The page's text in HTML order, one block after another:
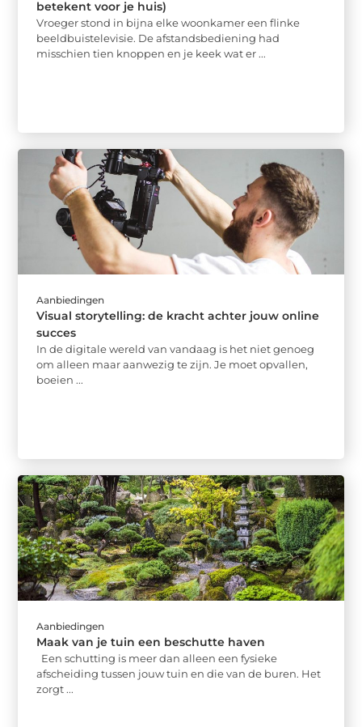
betekent voor je huis)
Vroeger stond in bijna elke woonkamer een flinke
beeldbuistelevisie. De afstandsbediening had
misschien tien knoppen en je keek wat er ...
Aanbiedingen
Visual storytelling: de kracht achter jouw online
succes
In de digitale wereld van vandaag is het niet genoeg
om alleen maar aanwezig te zijn. Je moet opvallen,
boeien ...
Aanbiedingen
Maak van je tuin een beschutte haven
Een schutting is meer dan alleen een fysieke
afscheiding tussen jouw tuin en die van de buren. Het
zorgt ...